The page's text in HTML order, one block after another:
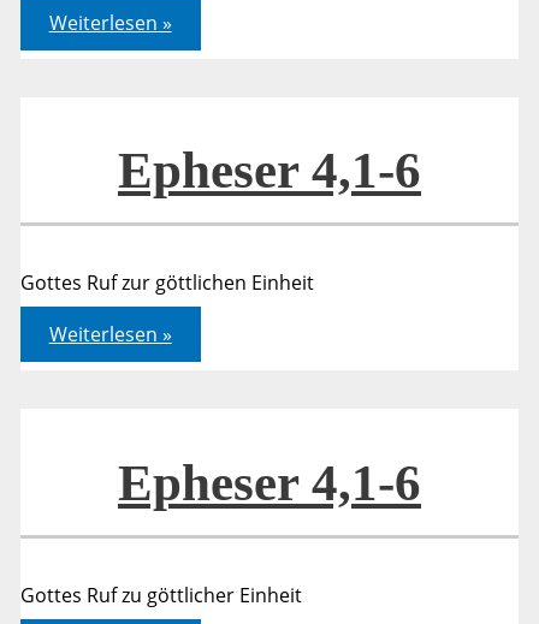
Glockenweihe:
Sie
läuten
Weiterlesen »
Epheser 4,1-6
Gottes Ruf zur göttlichen Einheit
Epheser
4,1-
6
Weiterlesen »
Epheser 4,1-6
Gottes Ruf zu göttlicher Einheit